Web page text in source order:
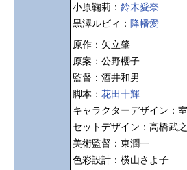
小原鞠莉： 鈴木愛奈
黒澤ルビィ： 降幡愛
原作：矢立肇
原案：公野櫻子
監督：酒井和男
脚本： 花田十輝
キャラクターデザイン：
セットデザイン：高橋武之
美術監督：東潤一
色彩設計：横山さよ子